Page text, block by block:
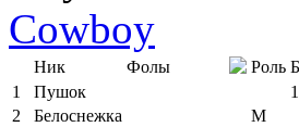
Cowboy
Ник Фолы Роль
1
Пушок
2
Белоснежка
М